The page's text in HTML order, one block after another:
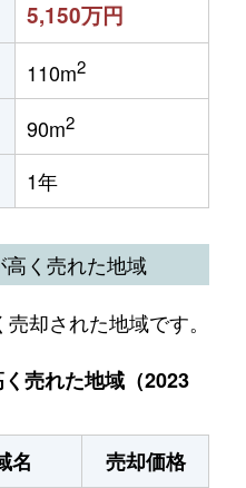
5,150万円
110m2
90m2
1年
く売れた地域
却された地域です。
売れた地域（2023
名
売却価格